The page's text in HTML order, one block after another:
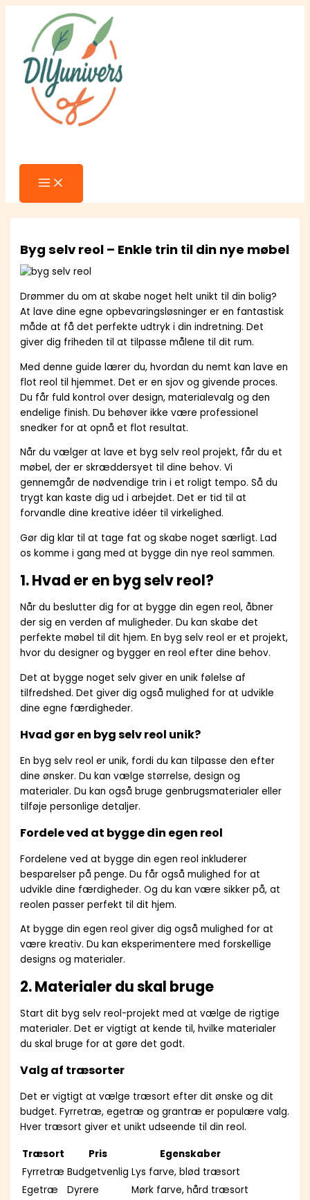
Gå
indholdet
Byg selv reol – Enkle trin til din nye møbel
Drømmer du om at skabe noget helt unikt til din bolig?
At lave dine egne opbevaringsløsninger er en fantastisk
måde at få det perfekte udtryk i din indretning. Det
giver dig friheden til at tilpasse målene til dit rum.
Med denne guide lærer du, hvordan du nemt kan lave en
flot reol til hjemmet. Det er en sjov og givende proces.
Du får fuld kontrol over design, materialevalg og den
endelige finish. Du behøver ikke være professionel
snedker for at opnå et flot resultat.
Når du vælger at lave et byg selv reol projekt, får du et
møbel, der er skræddersyet til dine behov. Vi
gennemgår de nødvendige trin i et roligt tempo. Så du
trygt kan kaste dig ud i arbejdet. Det er tid til at
forvandle dine kreative idéer til virkelighed.
Gør dig klar til at tage fat og skabe noget særligt. Lad
os komme i gang med at bygge din nye reol sammen.
1. Hvad er en byg selv reol?
Når du beslutter dig for at bygge din egen reol, åbner
der sig en verden af muligheder. Du kan skabe det
perfekte møbel til dit hjem. En byg selv reol er et projekt,
hvor du designer og bygger en reol efter dine behov.
Det at bygge noget selv giver en unik følelse af
tilfredshed. Det giver dig også mulighed for at udvikle
dine egne færdigheder.
Hvad gør en byg selv reol unik?
En byg selv reol er unik, fordi du kan tilpasse den efter
dine ønsker. Du kan vælge størrelse, design og
materialer. Du kan også bruge genbrugsmaterialer eller
tilføje personlige detaljer.
Fordele ved at bygge din egen reol
Fordelene ved at bygge din egen reol inkluderer
besparelser på penge. Du får også mulighed for at
udvikle dine færdigheder. Og du kan være sikker på, at
reolen passer perfekt til dit hjem.
At bygge din egen reol giver dig også mulighed for at
være kreativ. Du kan eksperimentere med forskellige
designs og materialer.
2. Materialer du skal bruge
Start dit byg selv reol-projekt med at vælge de rigtige
materialer. Det er vigtigt at kende til, hvilke materialer
du skal bruge for at gøre det godt.
Valg af træsorter
Det er vigtigt at vælge træsort efter dit ønske og dit
budget. Fyrretræ, egetræ og grantræ er populære valg.
Hver træsort giver et unikt udseende til din reol.
Træsort Pris
Egenskaber
Fyrretræ Budgetvenlig Lys farve, blød træsort
Egetræ
Dyrere
Mørk farve, hård træsort